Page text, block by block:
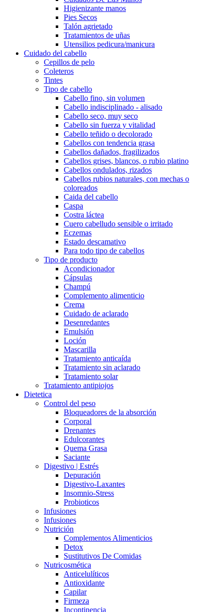
Higienizante manos
Pies Secos
Talón agrietado
Tratamientos de uñas
Utensilios pedicura/manicura
Cuidado del cabello
Cepillos de pelo
Coleteros
Tintes
Tipo de cabello
Cabello fino, sin volumen
Cabello indisciplinado - alisado
Cabello seco, muy seco
Cabello sin fuerza y vitalidad
Cabello teñido o decolorado
Cabellos con tendencia grasa
Cabellos dañados, fragilizados
Cabellos grises, blancos, o rubio platino
Cabellos ondulados, rizados
Cabellos rubios naturales, con mechas o
coloreados
Caida del cabello
Caspa
Costra láctea
Cuero cabelludo sensible o irritado
Eczemas
Estado descamativo
Para todo tipo de cabellos
Tipo de producto
Acondicionador
Cápsulas
Champú
Complemento alimenticio
Crema
Cuidado de aclarado
Desenredantes
Emulsión
Loción
Mascarilla
Tratamiento anticaída
Tratamiento sin aclarado
Tratamiento solar
Tratamiento antipiojos
Dietetica
Control del peso
Bloqueadores de la absorción
Corporal
Drenantes
Edulcorantes
Quema Grasa
Saciante
Digestivo | Estrés
Depuración
Digestivo-Laxantes
Insomnio-Stress
Probioticos
Infusiones
Infusiones
Nutrición
Complementos Alimenticios
Detox
Sustitutivos De Comidas
Nutricosmética
Anticelulíticos
Antioxidante
Capilar
Firmeza
Incontinencia